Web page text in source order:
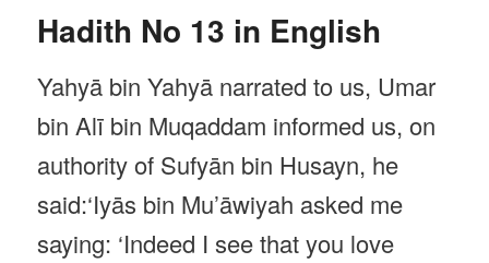
Hadith No 13 in English
Yahyā bin Yahyā narrated to us, Umar
bin Alī bin Muqaddam informed us, on
authority of Sufyān bin Husayn, he
said:‘Iyās bin Mu’āwiyah asked me
saying: ‘Indeed I see that you love